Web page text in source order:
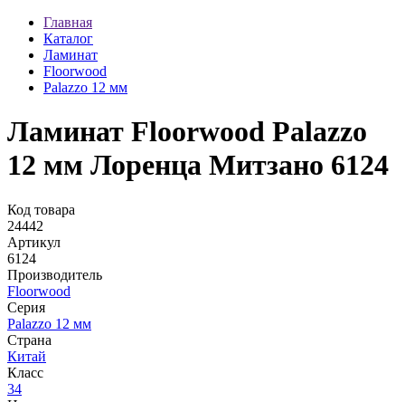
Главная
Каталог
Ламинат
Floorwood
Palazzo 12 мм
Ламинат Floorwood Palazzo
12 мм Лоренца Митзано 6124
Код товара
24442
Артикул
6124
Производитель
Floorwood
Серия
Palazzo 12 мм
Страна
Китай
Класс
34